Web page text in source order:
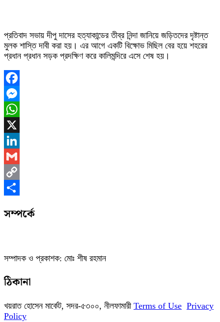
প্রতিবাদ সভায় দীপু দাসের হত্যাকান্ডের তীব্র নিন্দা জানিয়ে জড়িতদের দৃষ্টান্ত
মুলক শাস্তি দাবী করা হয়। এর আগে একটি বিক্ষোভ মিছিল বের হয়ে শহরের
প্রধান প্রধান সড়ক প্রদক্ষিণ করে কালিমন্দিরে এসে শেষ হয়।
Facebook
Messenger
WhatsApp
X
LinkedIn
Gmail
Copy
সম্পর্কে
সম্পাদক ও প্রকাশক: মোঃ শীষ রহমান
ঠিকানা
খয়রাত হোসেন মার্কেট, সদর-৫৩০০, নীলফামারী Terms of Use Privacy
Policy